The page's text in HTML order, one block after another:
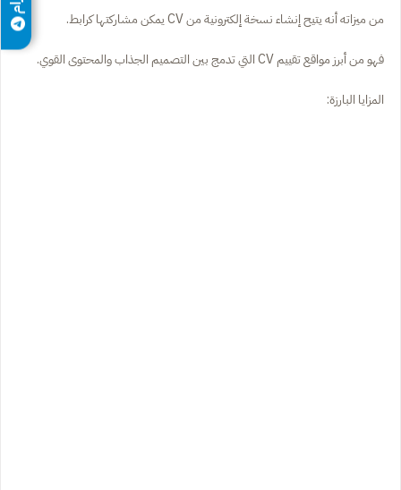
من ميزاته أنه يتيح إنشاء نسخة إلكترونية من CV يمكن مشاركتها كرابط.
فهو من أبرز مواقع تقييم CV التي تدمج بين التصميم الجذاب والمحتوى القوي.
المزايا البارزة: